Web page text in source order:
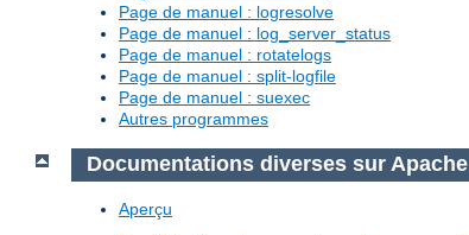
Page de manuel : logresolve
Page de manuel : log_server_status
Page de manuel : rotatelogs
Page de manuel : split-logfile
Page de manuel : suexec
Autres programmes
Documentations diverses sur Apache
Aperçu